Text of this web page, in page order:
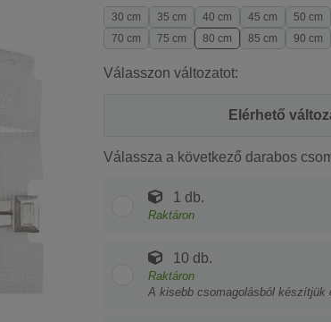
30 cm 35 cm 40 cm 45 cm 50 cm
70 cm
75 cm 80 cm 85 cm 90 cm
Válasszon változatot:
Elérhető
Válassza a következő darabos
1 db.
Raktáron
10 db.
Raktáron
A kisebb csomagolásból készítjük